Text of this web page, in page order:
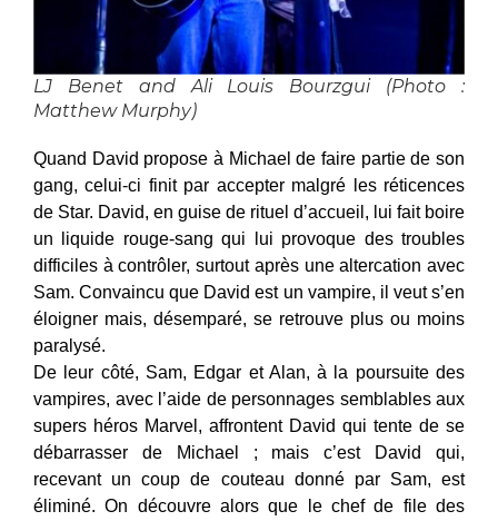
LJ Benet and Ali Louis Bourzgui (Photo :
Matthew Murphy)
Quand David propose à Michael de faire partie de son
gang, celui-ci finit par accepter malgré les réticences
de Star. David, en guise de rituel d’accueil, lui fait boire
un liquide rouge-sang qui lui provoque des troubles
difficiles à contrôler, surtout après une altercation avec
Sam. Convaincu que David est un vampire, il veut s’en
éloigner mais, désemparé, se retrouve plus ou moins
paralysé.
De leur côté, Sam, Edgar et Alan, à la poursuite des
vampires, avec l’aide de personnages semblables aux
supers héros Marvel, affrontent David qui tente de se
débarrasser de Michael ; mais c’est David qui,
recevant un coup de couteau donné par Sam, est
éliminé. On découvre alors que le chef de file des